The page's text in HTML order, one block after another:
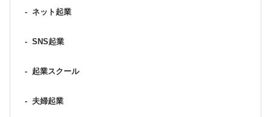
- ネット起業
- SNS起業
- 起業スクール
- 夫婦起業